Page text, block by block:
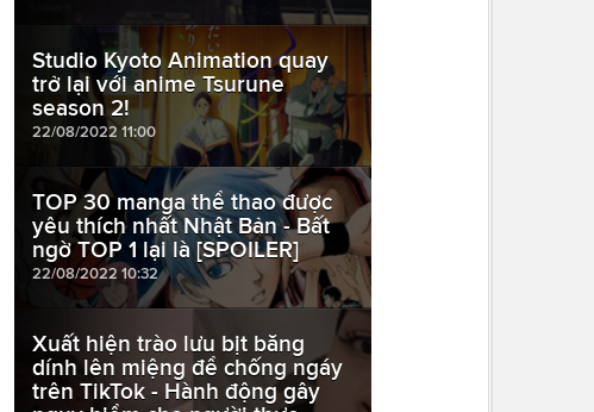
Studio Kyoto Animation quay
trở lại với anime Tsurune
season 2!
22/08/2022 11:00
TOP 30 manga thể thao được
yêu thích nhất Nhật Bản - Bất
ngờ TOP 1 lại là [SPOILER]
22/08/2022 10:32
Xuất hiện trào lưu bịt băng
dính lên miệng để chống ngáy
trên TikTok - Hành động gây